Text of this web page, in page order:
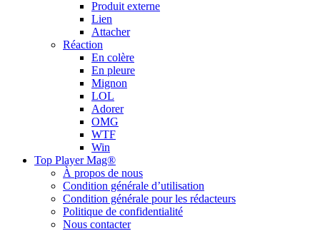
Produit externe
Lien
Attacher
Réaction
En colère
En pleure
Mignon
LOL
Adorer
OMG
WTF
Win
Top Player Mag®
À propos de nous
Condition générale d’utilisation
Condition générale pour les rédacteurs
Politique de confidentialité
Nous contacter